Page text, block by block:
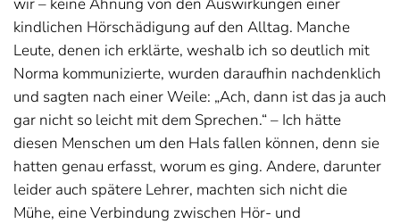
kindlichen Hörschädigung auf den Alltag. Manche
Leute, denen ich erklärte, weshalb ich so deutlich mit
Norma kommunizierte, wurden daraufhin nachdenklich
und sagten nach einer Weile: „Ach, dann ist das ja auch
gar nicht so leicht mit dem Sprechen.“ – Ich hätte
diesen Menschen um den Hals fallen können, denn sie
hatten genau erfasst, worum es ging. Andere, darunter
leider auch spätere Lehrer, machten sich nicht die
Mühe, eine Verbindung zwischen Hör- und